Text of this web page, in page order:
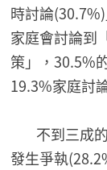
時討論
家庭會討論到
策」，30.5%
19.3%家庭討
不到三成的
發生爭執